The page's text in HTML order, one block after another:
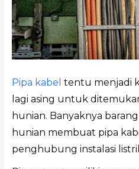
Pipa kabel tentu menjadi
lagi asing untuk
hunian. Banyaknya
hunian membuat pipa
penghubung instalasi